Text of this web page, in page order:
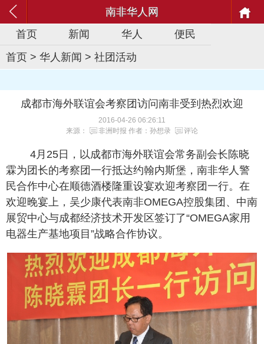
南非华人网
首页
新闻 华人
便民
首页 > 华人新闻 > 社团活动
成都市海外联谊会考察团访问南非受到热烈欢迎
2016-04-26 06:26:11
来源：
非洲时报 作者：孙想录 评论
4月25日，以成都市海外联谊会常务副会长陈晓
霖为团长的考察团一行抵达约翰内斯堡，南非华人警
民合作中心在顺德酒楼隆重设宴欢迎考察团一行。在
欢迎晚宴上，吴少康代表南非OMEGA控股集团、中南
展贸中心与成都经济技术开发区签订了“OMEGA家用
电器生产基地项目”战略合作协议。